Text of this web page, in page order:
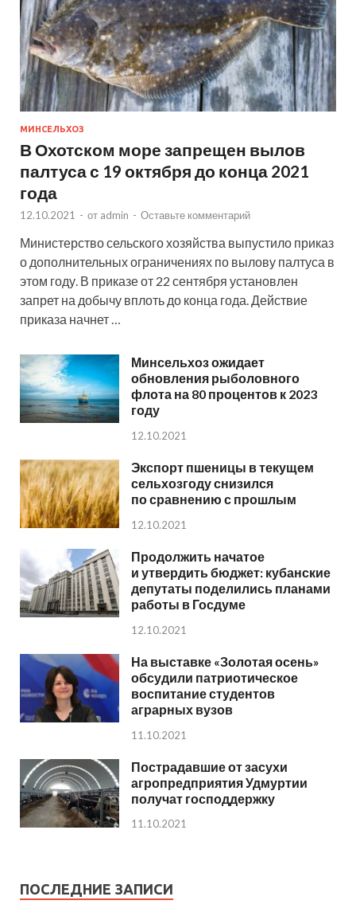
МИНСЕЛЬХОЗ
В Охотском море запрещен вылов
палтуса с 19 октября до конца 2021
года
12.10.2021 - от admin - Оставьте комментарий
Министерство сельского хозяйства выпустило приказ
о дополнительных ограничениях по вылову палтуса в
этом году. В приказе от 22 сентября установлен
запрет на добычу вплоть до конца года. Действие
приказа начнет …
Минсельхоз ожидает
обновления рыболовного
флота на 80 процентов к 2023
году
12.10.2021
Экспорт пшеницы в текущем
сельхозгоду снизился
по сравнению с прошлым
12.10.2021
Продолжить начатое
и утвердить бюджет: кубанские
депутаты поделились планами
работы в Госдуме
12.10.2021
На выставке «Золотая осень»
обсудили патриотическое
воспитание студентов
аграрных вузов
11.10.2021
Пострадавшие от засухи
агропредприятия Удмуртии
получат господдержку
11.10.2021
ПОСЛЕДНИЕ ЗАПИСИ